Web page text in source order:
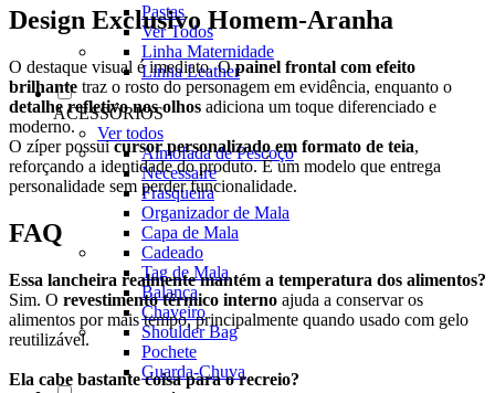
Pastas
Ver Todos
Linha Maternidade
Linha Leather
ACESSÓRIOS
Ver todos
Almofada de Pescoço
Necessaire
Frasqueira
Organizador de Mala
Capa de Mala
Cadeado
Tag de Mala
Balança
Chaveiro
Shoulder Bag
Pochete
Guarda-Chuva
Design Exclusivo Homem-Aranha
O destaque visual é imediato. Opainel frontal com efeito
brilhante traz o rosto do personagem em evidência, enquanto o
detalhe refletivo nos olhos adiciona um toque diferenciado e
moderno.
O zíper possuicursor personalizado em formato de teia,
reforçando a identidade do produto. É um modelo que entrega
personalidade sem perder funcionalidade.
FAQ
Essa lancheira realmente mantém a temperatura dos alimentos?
Sim. O revestimento térmico interno ajuda a conservar os
alimentos por mais tempo, principalmente quando usado com gelo
reutilizável.
Ela cabe bastante coisa para o recreio?